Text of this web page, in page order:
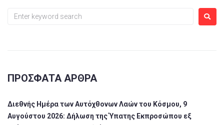
ΠΡΌΣΦΑΤΑ ΆΡΘΡΑ
Διεθνής Ημέρα των Αυτόχθονων Λαών του Κόσμου, 9
Αυγούστου 2026: Δήλωση της Ύπατης Εκπροσώπου εξ